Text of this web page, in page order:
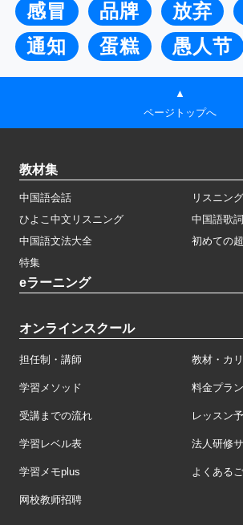
感冒
品牌 放弃
通知
蛋糕 愚人节
▲
ページトップへ
教材集
中国語会話
リスニン
ひよこ中文リスニング
中国語歌詞
中国語文法大全
初めての
特集
eラーニング
オンラインスクール
担任制・講師 教材・カ
学習メソッド 料金プラン
受講までの流れ レッスン
学習レベル表 法人研修
学習メモplus よくある
网校教师招聘